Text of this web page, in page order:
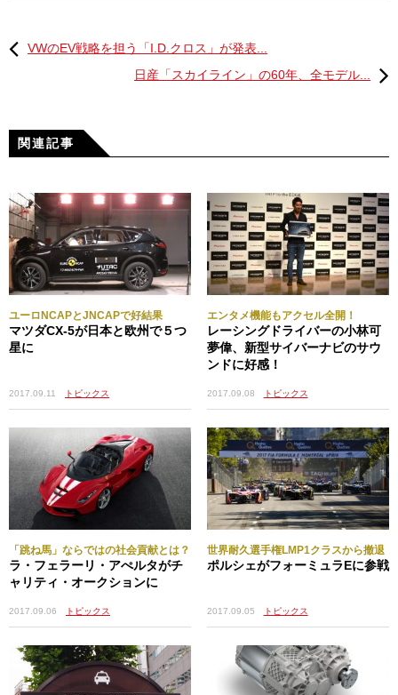
の動画と関連性の高い作品を発表している。
る朝霧によって剥がれやすくなってしまったとか。粘着力
の強いテープなどを使うと、建物の壁が剥げてしまうな
こんなユニークな動画を見れば、交通マナー向上への理解
も深まるのかもしれない。
VWのEV戦略を担う「I.D.クロス」が発表...
日産「スカイライン」の60年、全モデル...
関連記事
ユーロNCAPとJNCAPで好結果
マツダCX-5が日本と欧州で５つ
星に
2017.09.11 トピックス
エンタメ機能もアクセル全開！
レーシングドライバーの小林可
夢偉、新型サイバーナビのサウ
ンドに好感！
2017.09.08 トピックス
「跳ね馬」ならではの社会貢献とは？
ラ・フェラーリ・アぺルタがチ
ャリティ・オークションに
2017.09.06 トピックス
世界耐久選手権LMP1クラスから撤退
ポルシェがフォーミュラEに参戦
2017.09.05 トピックス